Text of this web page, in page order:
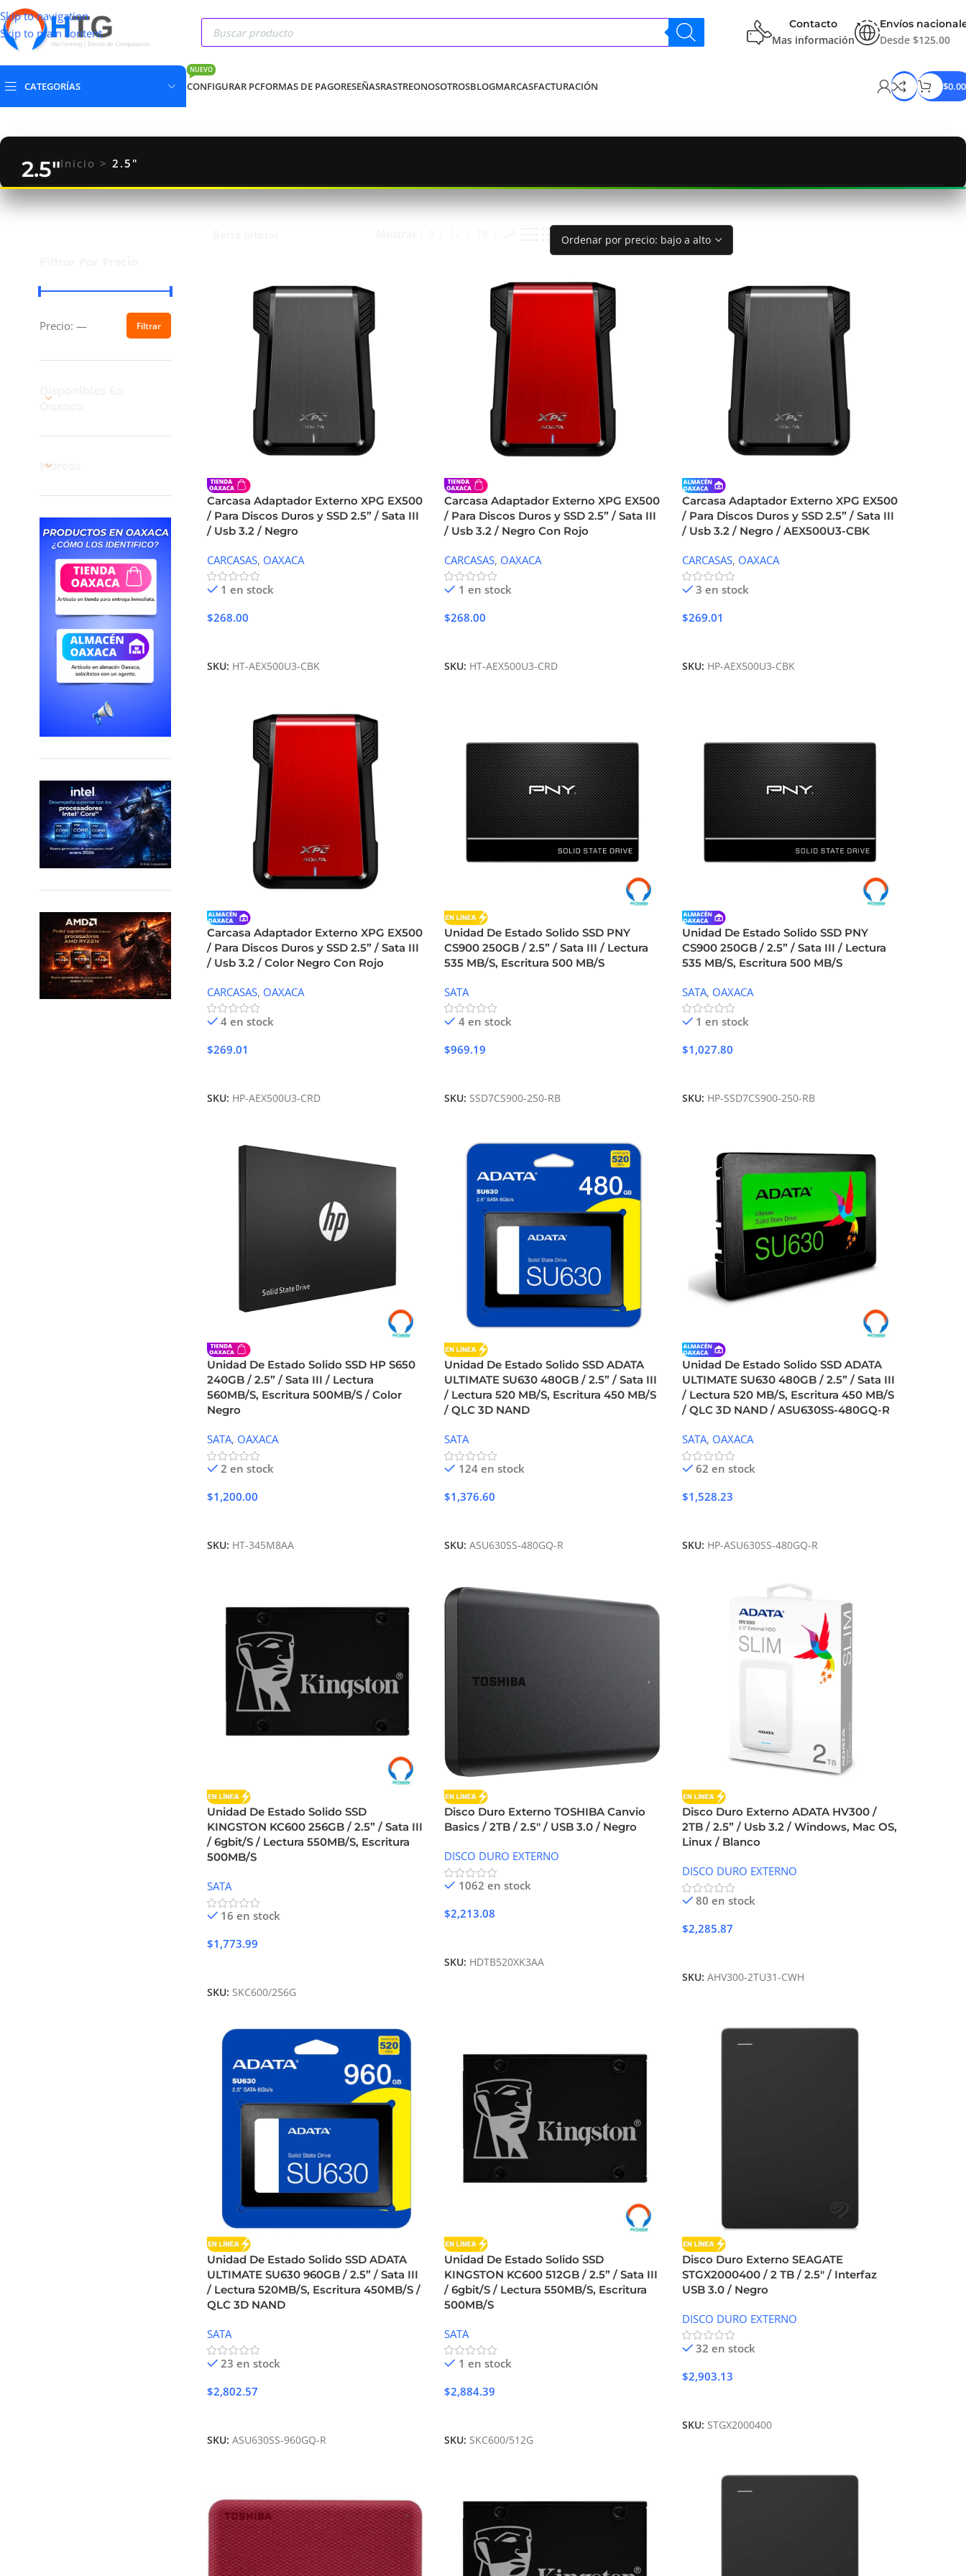
Skip to navigation
Skip to main content
Contacto
Mas información
Envíos
Desde $125.00
CATEGORÍAS CONFIGURAR PC
NUEVO
FORMAS DE PAGORESEÑASRASTREONOSOTROSBLOGMARCASFACTURACIÓN $0.00
2.5"Inicio > 2.5"
Filtrar
Precio: —
Marcas
Carcasa Adaptador Externo XPG EX500
/ Para Discos Duros y SSD 2.5” / Sata III
/ Usb 3.2 / Negro
CARCASAS, OAXACA
1 en stock
$268.00
SKU: HT-AEX500U3-CBK
Carcasa Adaptador Externo XPG EX500
/ Para Discos Duros y SSD 2.5” / Sata III
/ Usb 3.2 / Negro Con Rojo
CARCASAS, OAXACA
1 en stock
$268.00
SKU: HT-AEX500U3-CRD
Carcasa Adaptador Externo XPG EX500
/ Para Discos Duros y SSD 2.5” / Sata III
/ Usb 3.2 / Negro / AEX500U3-CBK
CARCASAS, OAXACA
3 en stock
$269.01
SKU: HP-AEX500U3-CBK
Carcasa Adaptador Externo XPG EX500
/ Para Discos Duros y SSD 2.5” / Sata III
/ Usb 3.2 / Color Negro Con Rojo
CARCASAS, OAXACA
4 en stock
$269.01
SKU: HP-AEX500U3-CRD
Unidad De Estado Solido SSD PNY
CS900 250GB / 2.5” / Sata III / Lectura
535 MB/S, Escritura 500 MB/S
SATA
4 en stock
$969.19
SKU: SSD7CS900-250-RB
Unidad De Estado Solido SSD PNY
CS900 250GB / 2.5” / Sata III / Lectura
535 MB/S, Escritura 500 MB/S
SATA, OAXACA
1 en stock
$1,027.80
SKU: HP-SSD7CS900-250-RB
Unidad De Estado Solido SSD HP S650
240GB / 2.5” / Sata III / Lectura
560MB/S, Escritura 500MB/S / Color
Negro
SATA, OAXACA
2 en stock
$1,200.00
SKU: HT-345M8AA
Unidad De Estado Solido SSD ADATA
ULTIMATE SU630 480GB / 2.5” / Sata III
/ Lectura 520 MB/S, Escritura 450 MB/S
/ QLC 3D NAND
SATA
124 en stock
$1,376.60
SKU:ASU630SS-480GQ-R
Unidad De Estado Solido SSD ADATA
ULTIMATE SU630 480GB / 2.5” / Sata III
/ Lectura 520 MB/S, Escritura 450 MB/S
/ QLC 3D NAND / ASU630SS-480GQ-R
SATA, OAXACA
62 en stock
$1,528.23
SKU: HP-ASU630SS-480GQ-R
Unidad De Estado Solido SSD
KINGSTON KC600 256GB / 2.5” / Sata III
/ 6gbit/S / Lectura 550MB/S, Escritura
500MB/S
SATA
16 en stock
$1,773.99
SKU: SKC600/256G
Disco Duro Externo TOSHIBA Canvio
Basics / 2TB / 2.5″ / USB 3.0 / Negro
DISCO DURO EXTERNO
1062 en stock
$2,213.08
SKU: HDTB520XK3AA
Disco Duro Externo ADATA HV300 /
2TB / 2.5” / Usb 3.2 / Windows, Mac OS,
Linux / Blanco
DISCO DURO EXTERNO
80 en stock
$2,285.87
SKU: AHV300-2TU31-CWH
Unidad De Estado Solido SSD ADATA
ULTIMATE SU630 960GB / 2.5” / Sata III
/ Lectura 520MB/S, Escritura 450MB/S /
QLC 3D NAND
SATA
23 en stock
$2,802.57
SKU: ASU630SS-960GQ-R
Unidad De Estado Solido SSD
KINGSTON KC600 512GB / 2.5” / Sata III
/ 6gbit/S / Lectura 550MB/S, Escritura
500MB/S
SATA
1 en stock
$2,884.39
SKU: SKC600/512G
Disco Duro Externo SEAGATE
STGX2000400 / 2 TB / 2.5″ / Interfaz
USB 3.0 / Negro
DISCO DURO EXTERNO
32 en stock
$2,903.13
SKU: STGX2000400